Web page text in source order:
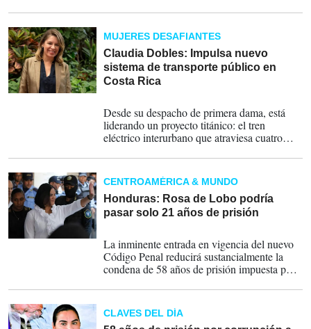
años de cárcel por apropiación de fondos
públicos, pero tendrá que someterse a otro
proceso, informaron fuentes judiciales.
MUJERES DESAFIANTES
Claudia Dobles: Impulsa nuevo
sistema de transporte público en
Costa Rica
Desde su despacho de primera dama, está
liderando un proyecto titánico: el tren
eléctrico interurbano que atraviesa cuatro
CENTROAMÉRICA & MUNDO
Honduras: Rosa de Lobo podría
pasar solo 21 años de prisión
La inminente entrada en vigencia del nuevo
Código Penal reducirá sustancialmente la
condena de 58 años de prisión impuesta por
Lobo.
CLAVES DEL DÍA